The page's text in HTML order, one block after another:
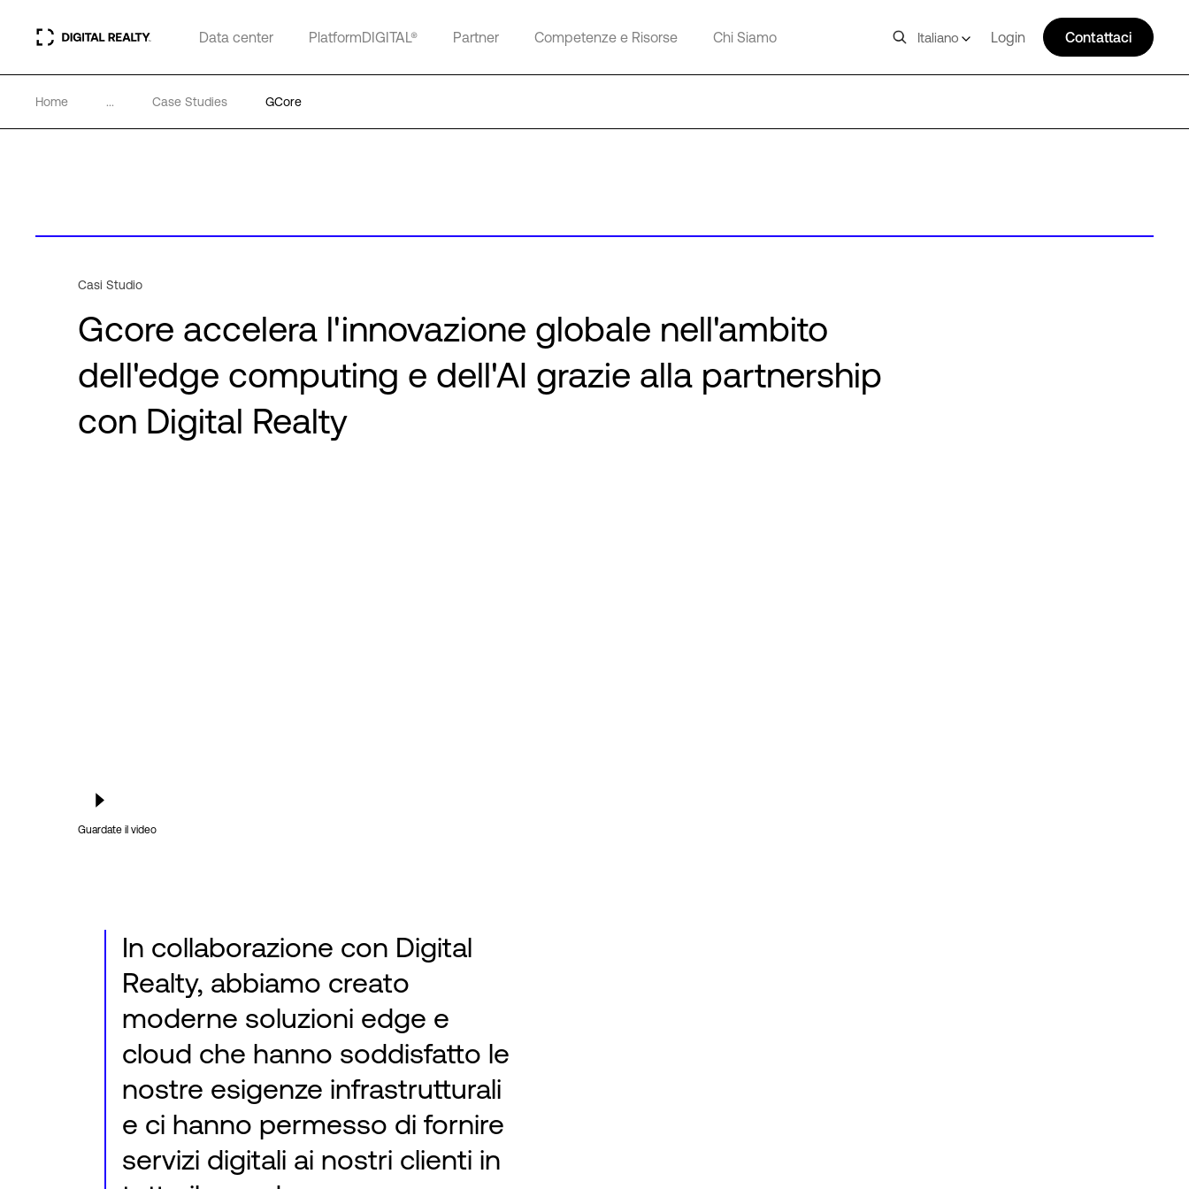
Data center PlatformDIGITAL® Partner Competenze e Risorse Chi Siamo Italiano Login Contattaci
Home ... Case Studies GCore
Casi Studio
Gcore accelera l'innovazione globale nell'ambito
dell'edge computing e dell'AI grazie alla partnership
con Digital Realty
Guardate il video
In collaborazione con Digital
Realty, abbiamo creato
moderne soluzioni edge e
cloud che hanno soddisfatto le
nostre esigenze infrastrutturali
e ci hanno permesso di fornire
servizi digitali ai nostri clienti in